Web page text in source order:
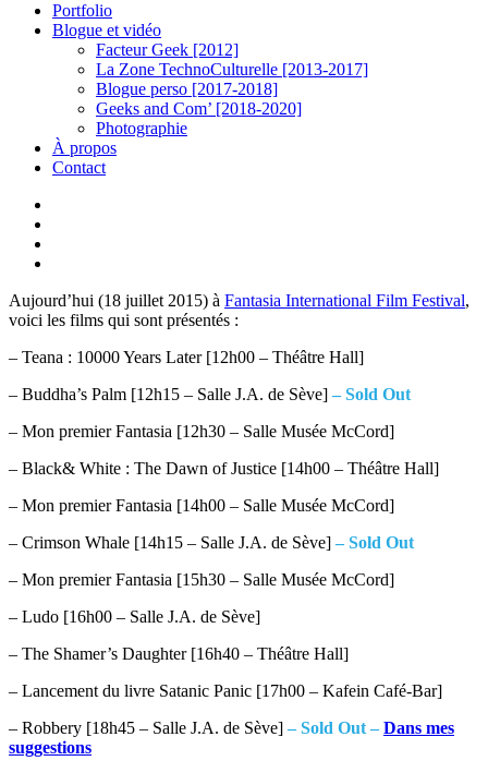
Portfolio
Blogue et vidéo
Facteur Geek [2012]
La Zone TechnoCulturelle [2013-2017]
Blogue perso [2017-2018]
Geeks and Com’ [2018-2020]
Photographie
À propos
Contact
Aujourd’hui (18 juillet 2015) à Fantasia International Film Festival,
voici les films qui sont présentés :
– Teana : 10000 Years Later [12h00 – Théâtre Hall]
– Buddha’s Palm [12h15 – Salle J.A. de Sève]– Sold Out
– Mon premier Fantasia [12h30 – Salle Musée McCord]
– Black& White : The Dawn of Justice [14h00 – Théâtre Hall]
– Mon premier Fantasia [14h00 – Salle Musée McCord]
– Crimson Whale [14h15 – Salle J.A. de Sève]– Sold Out
– Mon premier Fantasia [15h30 – Salle Musée McCord]
– Ludo [16h00 – Salle J.A. de Sève]
– The Shamer’s Daughter [16h40 – Théâtre Hall]
– Lancement du livre Satanic Panic [17h00 – Kafein Café-Bar]
– Robbery [18h45 – Salle J.A. de Sève]– Sold Out –Dans mes
suggestions